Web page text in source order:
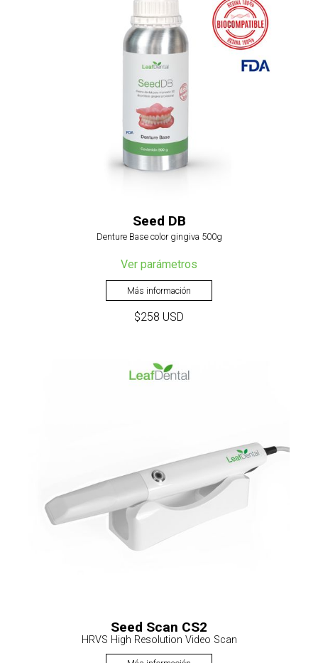
Seed DB
Denture Base color gingiva 500g
Ver parámetros
Más información
$258 USD
Seed Scan CS2
HRVS High Resolution Video Scan